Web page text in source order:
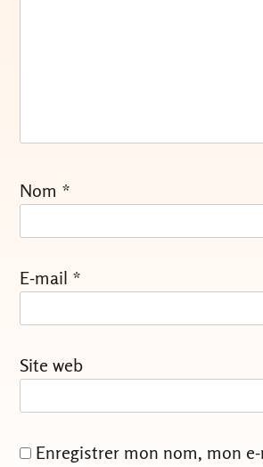
Nom *
E-mail *
Site web
Enregistrer mon nom, mon